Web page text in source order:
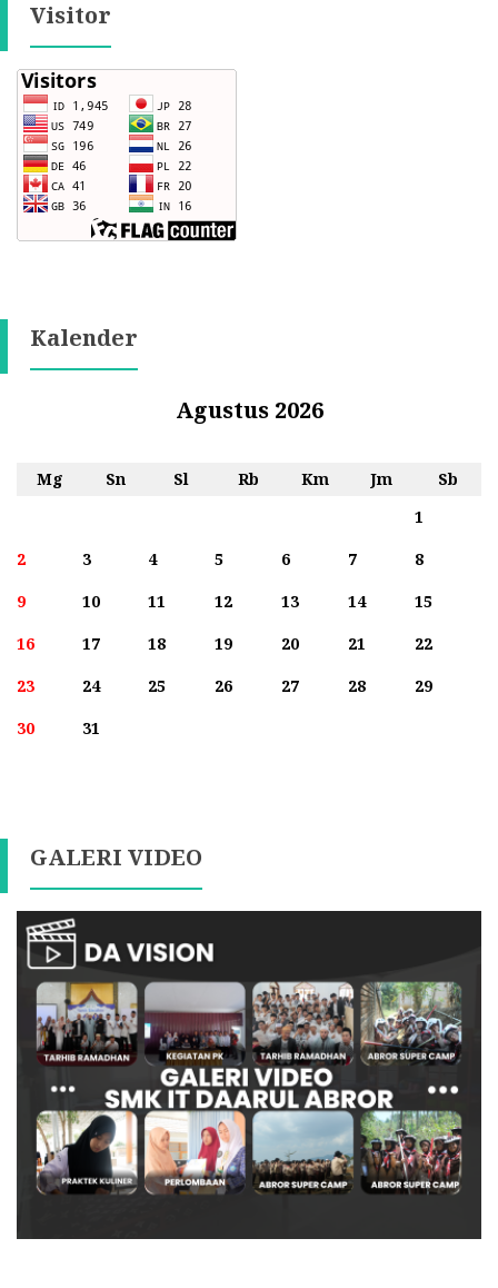
Visitor
Kalender
Agustus 2026
Mg Sn Sl Rb Km Jm
Sb
1
2
3 4 5 6 7
8
9
10 11 12 13 14
15
16
17 18 19 20 21
22
23
24 25 26 27 28
29
30
31
GALERI VIDEO